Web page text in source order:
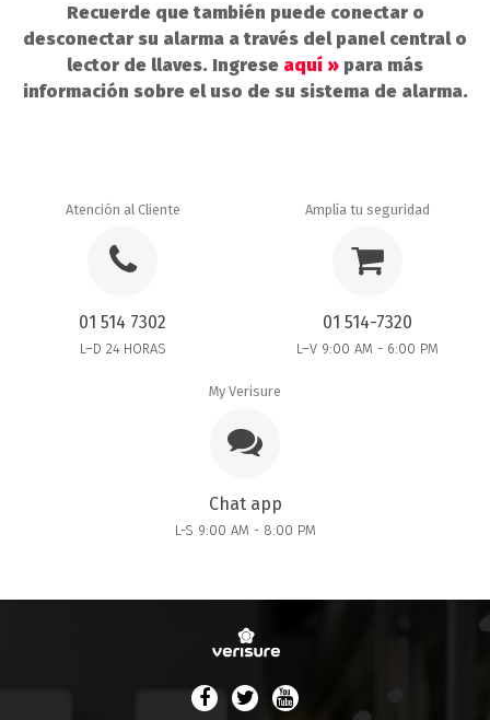
Recuerde que también puede conectar o
desconectar su alarma a través del panel central o
lector de llaves. Ingrese aquí » para más
información sobre el uso de su sistema de alarma.
Atención al Cliente
01 514 7302
L–D 24 HORAS
Amplía tu seguridad
01 514-7320
L–V 9:00 AM - 6:00 PM
My Verisure
Chat app
L-S 9:00 AM - 8:00 PM